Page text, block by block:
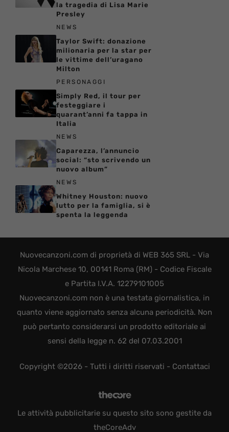
la tragedia di Lisa Marie
Presley
NEWS
Taylor Swift: donazione
milionaria per la star per
le vittime dell’uragano
Milton
PERSONAGGI
Simply Red, il tour per
festeggiare i
quarant’anni fa tappa in
Italia
NEWS
Caparezza, l’annuncio
social: “sto scrivendo un
nuovo album”
NEWS
Whitney Houston: nuovo
lutto per la famiglia, si è
spenta la leggenda
Nuovecanzoni.com di proprietà di WEB 365 SRL - Via
Nicola Marchese 10, 00141 Roma (RM) - Codice Fiscale
e Partita I.V.A. 12279101005
Nuovecanzoni.com non è una testata giornalistica, in
quanto viene aggiornato senza alcuna periodicità. Non
può pertanto considerarsi un prodotto editoriale ai
sensi della legge n. 62 del 07.03.2001
Copyright ©2026 - Tutti i diritti riservati - Contattaci
Le attività pubblicitarie su questo sito sono gestite da
theCoreAdv